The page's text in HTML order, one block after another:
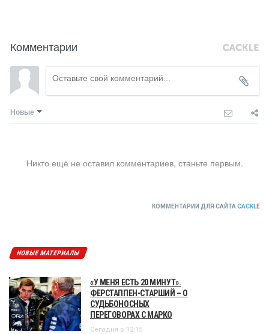
Комментарии
Новые
Никто ещё не оставил комментариев, станьте первым.
КОММЕНТАРИИ ДЛЯ САЙТА CACKLE
НОВЫЕ МАТЕРИАЛЫ
«У МЕНЯ ЕСТЬ 20 МИНУТ».
ФЕРСТАППЕН-СТАРШИЙ – О
СУДЬБОНОСНЫХ
ПЕРЕГОВОРАХ С МАРКО
Сегодня в 12:15